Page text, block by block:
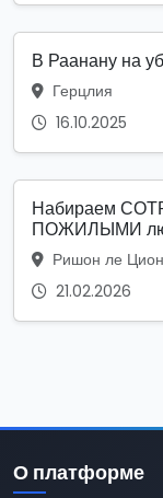
В Раанану на
Герцлия
16.10.2025
Набираем
ПОЖИЛЫМИ
Ришон ле Цион
21.02.2026
О платформе